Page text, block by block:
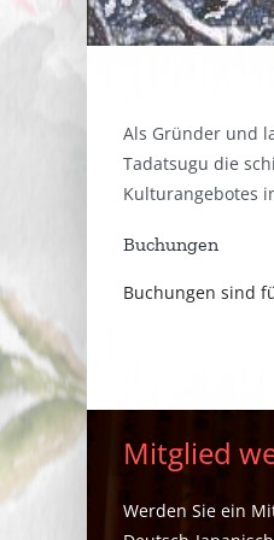
Als Gründer und
Tadatsugu die
Kulturangebotes
Buchungen
Buchungen sind
Mitglied
Werden Sie ein